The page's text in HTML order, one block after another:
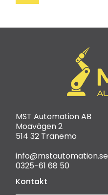
MST Automation AB
Moavägen 2
514 32 Tranemo
info@mstautomation.se
0325-61 68 50
Kontakt